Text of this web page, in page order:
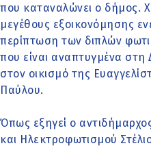
που καταναλώνει ο δήμος.
μεγέθους εξοικονόμησης
περίπτωση των διπλών
που είναι αναπτυγμένα στη
στον οικισμό της
Παύλου.
Όπως εξηγεί ο
και Ηλεκτροφωτισμού